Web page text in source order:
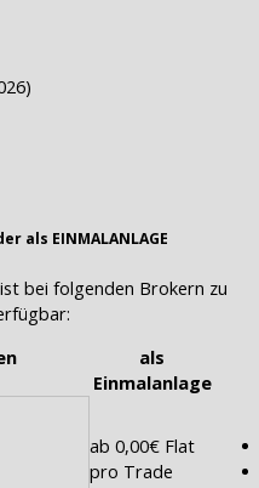
als EINMALANLAGE
bei folgenden Brokern zu
als
Einmalanlage
ab 0,00€ Flat
pro Trade